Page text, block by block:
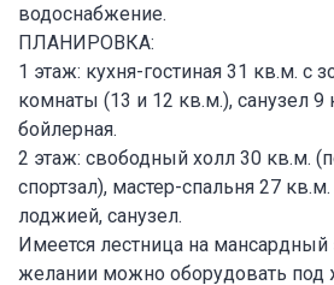
водоснабжение.
ПЛАНИРОВКА:
1 этаж: кухня-гостиная 31 кв.м. с
комнаты (13 и 12 кв.м.), санузел 9
бойлерная.
2 этаж: свободный холл 30 кв.м.
спортзал), мастер-спальня 27
лоджией, санузел.
Имеется лестница на
желании можно оборудовать под